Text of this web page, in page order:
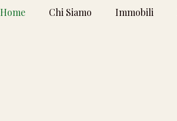
Home Chi Siamo Immobili